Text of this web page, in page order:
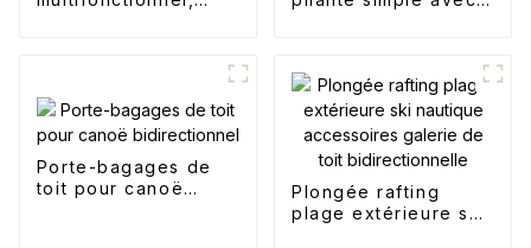
Porte-bagages de
toit pour canoë
Plongée rafting
plage extérieure ski